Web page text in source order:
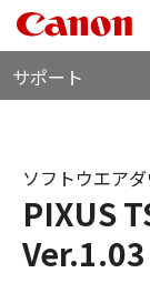
サポート
PIXUS
Ver.1.03
ソフトウエア